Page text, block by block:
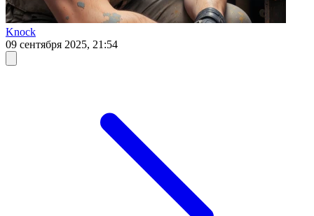
Knock
09 сентября 2025, 21:54